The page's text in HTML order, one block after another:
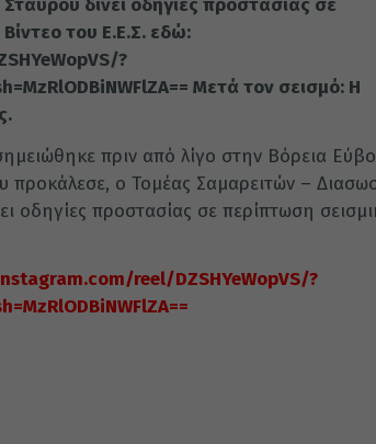
δίνει οδηγίες προστασίας σε
του Ε.Ε.Σ. εδώ:
?
Μετά τον σεισμό: Η
πριν από λίγο στην Βόρεια
προκάλεσε, ο Τομέας Σαμαρειτών –
οδηγίες προστασίας σε περίπτωση
reel/DZSHYeWopVS/?